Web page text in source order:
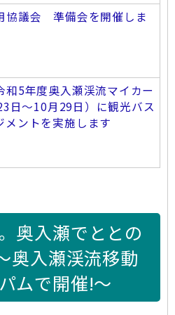
協議会 準備会を開催しま
和5年度奥入瀬渓流マイカー
日～10月29日）に観光バス
メントを実施します
奥入瀬でととの
奥入瀬渓流移動
ムで開催!～